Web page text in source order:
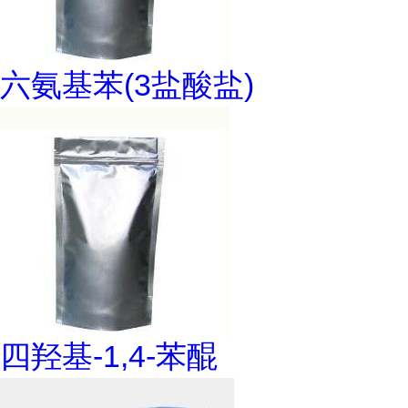
六氨基苯(3盐酸盐)
四羟基-1,4-苯醌